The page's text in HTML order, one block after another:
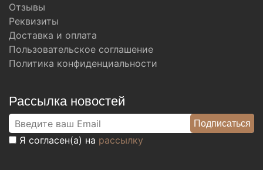
Отзывы
Реквизиты
Доставка и оплата
Пользовательское соглашение
Политика конфиденциальности
Рассылка новостей
Я согласен(а) на рассылку